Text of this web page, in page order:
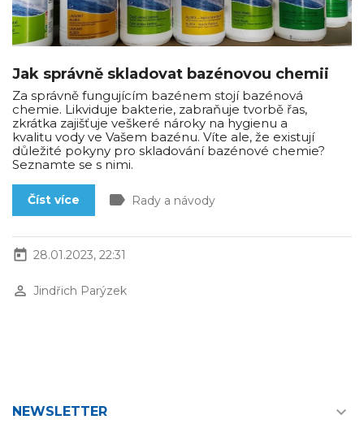
Jak správně skladovat bazénovou chemii
Za správně fungujícím bazénem stojí bazénová
chemie. Likviduje bakterie, zabraňuje tvorbě řas,
zkrátka zajišťuje veškeré nároky na hygienu a
kvalitu vody ve Vašem bazénu. Víte ale, že existují
důležité pokyny pro skladování bazénové chemie?
Seznamte se s nimi.
Číst více label Rady a návody
today 28.01.2023, 22:31
perm_identity Jindřich Parýzek
NEWSLETTER 